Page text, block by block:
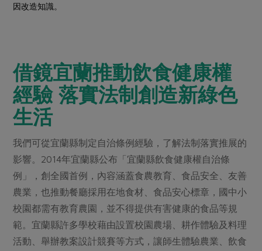
因改造知識。
借鏡宜蘭推動飲食健康權
經驗 落實法制創造新綠色
生活
我們可從宜蘭縣制定自治條例經驗，了解法制落實推展的
影響。2014年宜蘭縣公布「宜蘭縣飲食健康權自治條
例」，創全國首例，內容涵蓋食農教育、食品安全、友善
農業，也推動餐廳採用在地食材、食品安心標章，國中小
校園都需有教育農園，並不得提供有害健康的食品等規
範。宜蘭縣許多學校藉由設置校園農場、耕作體驗及料理
活動、舉辦教案設計競賽等方式，讓師生體驗農業、飲食